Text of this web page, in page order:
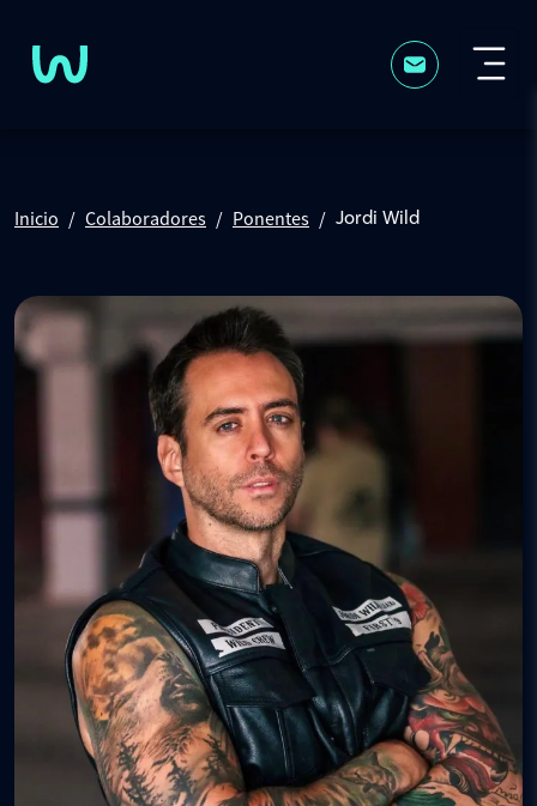
Inicio Colaboradores Ponentes Jordi Wild